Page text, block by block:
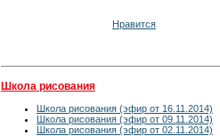
Нравится
Школа рисования
Школа рисования (эфир от 16.11.2014)
Школа рисования (эфир от 09.11.2014)
Школа рисования (эфир от 02.11.2014)